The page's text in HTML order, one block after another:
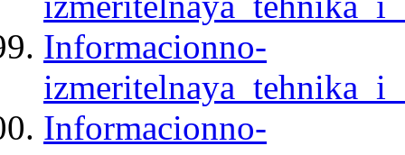
Informacionno-
Informacionno-